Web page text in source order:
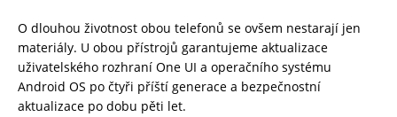
O dlouhou životnost obou telefonů se ovšem nestarají jen
materiály. U obou přístrojů garantujeme aktualizace
uživatelského rozhraní One UI a operačního systému
Android OS po čtyři příští generace a bezpečnostní
aktualizace po dobu pěti let.